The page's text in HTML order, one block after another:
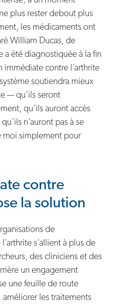
plus rester debout plus
les médicaments ont
William Ducas, de
a été diagnostiquée à la fin
immédiate contre l’arthrite
soutiendra mieux
— qu’ils seront
qu’ils auront accès
n’auront pas à se
moi simplement pour
contre
la solution
de
s’allient à plus de
des cliniciens et des
un engagement
une feuille de route
les traitements